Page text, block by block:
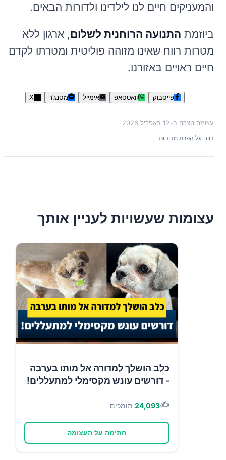
והמעניקים חיים לנו לילדינו ולדורות הבאים.
ביוזמת התנועה הרוחנית לשלום, ארגון ללא
מטרות רווח שאינו מזוהה פוליטית ומטרתו לקדם
חיים ראויים באזורנו.
פייסבוק וואטסאפ אימייל מסנג'ר X
עצומה נוצרה ב-12 באפריל 2026
דווח על הפרת מדיניות
עצומות שעשויות לעניין אותך
כלב הושלך למדורה אל מותו בערבה
- דורשים עונש מקסימלי למתעללים!
✍️
24,093 תומכים
חתימה על העצומה